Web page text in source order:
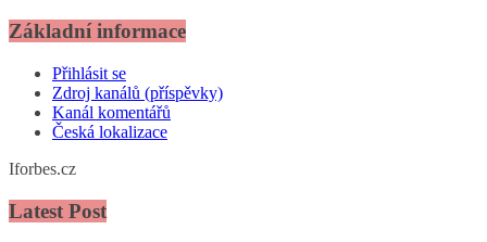
Základní informace
Přihlásit se
Zdroj kanálů (příspěvky)
Kanál komentářů
Česká lokalizace
Iforbes.cz
Latest Post